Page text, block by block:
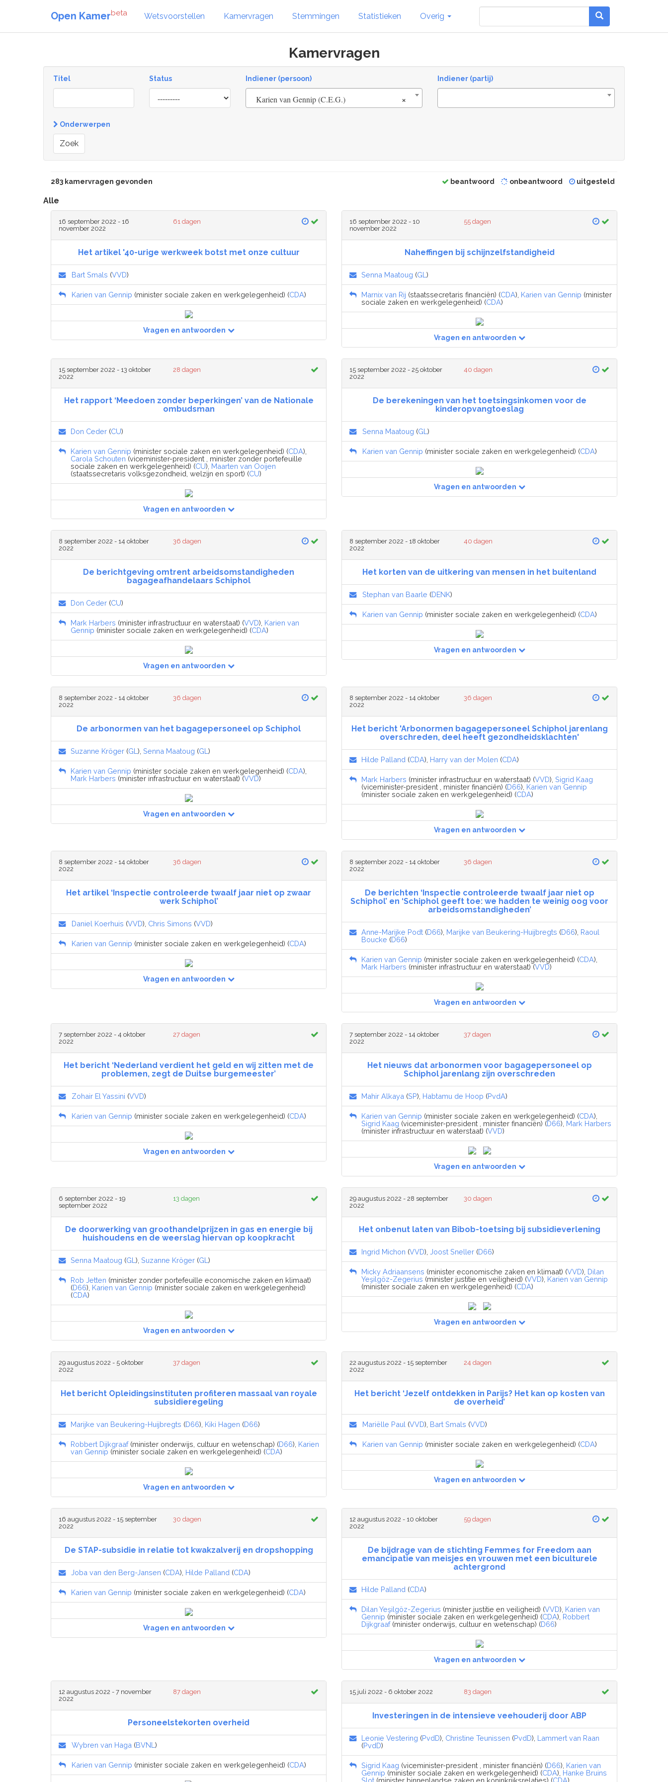
Open Kamerbeta Wetsvoorstellen Kamervragen Stemmingen Statistieken Overig
Kamervragen
Titel Status
[invalid
name]
Indiener (persoon)
×
Karien van Gennip (C.E.G.)
Indiener (partij)
Onderwerpen
Zoek
283 kamervragen gevonden beantwoord onbeantwoord uitgesteld
Alle
16 september 2022 - 16
november 2022
61 dagen
Het artikel '40-urige werkweek botst met onze cultuur
Bart Smals (VVD)
Karien van Gennip (minister sociale zaken en werkgelegenheid) (CDA)
Vragen en antwoorden
16 september 2022 - 10
november 2022
55 dagen
Naheffingen bij schijnzelfstandigheid
Senna Maatoug (GL )
Marnix van Rij (staatssecretaris financiën) (CDA), Karien van Gennip (minister
sociale zaken en werkgelegenheid) (CDA)
Vragen en antwoorden
15 september 2022 - 13 oktober
2022
28 dagen
Het rapport ‘Meedoen zonder beperkingen’ van de Nationale
ombudsman
Don Ceder (CU)
Karien van Gennip (minister sociale zaken en werkgelegenheid) (CDA),
Carola Schouten (viceminister-president , minister zonder portefeuille
sociale zaken en werkgelegenheid) (CU), Maarten van Ooijen
(staatssecretaris volksgezondheid, welzijn en sport) (CU)
Vragen en antwoorden
15 september 2022 - 25 oktober
2022
40 dagen
De berekeningen van het toetsingsinkomen voor de
kinderopvangtoeslag
Senna Maatoug (GL )
Karien van Gennip (minister sociale zaken en werkgelegenheid) (CDA)
Vragen en antwoorden
8 september 2022 - 14 oktober
2022
36 dagen
De berichtgeving omtrent arbeidsomstandigheden
bagageafhandelaars Schiphol
Don Ceder (CU)
Mark Harbers (minister infrastructuur en waterstaat) (VVD), Karien van
Gennip (minister sociale zaken en werkgelegenheid) (CDA)
Vragen en antwoorden
8 september 2022 - 18 oktober
2022
40 dagen
Het korten van de uitkering van mensen in het buitenland
Stephan van Baarle (DENK)
Karien van Gennip (minister sociale zaken en werkgelegenheid) (CDA)
Vragen en antwoorden
8 september 2022 - 14 oktober
2022
36 dagen
De arbonormen van het bagagepersoneel op Schiphol
Suzanne Kröger (GL ), Senna Maatoug (GL )
Karien van Gennip (minister sociale zaken en werkgelegenheid) (CDA),
Mark Harbers (minister infrastructuur en waterstaat) (VVD)
Vragen en antwoorden
8 september 2022 - 14 oktober
2022
36 dagen
Het bericht 'Arbonormen bagagepersoneel Schiphol jarenlang
overschreden, deel heeft gezondheidsklachten'
Hilde Palland (CDA), Harry van der Molen (CDA)
Mark Harbers (minister infrastructuur en waterstaat) (VVD), Sigrid Kaag
(viceminister-president , minister financiën) (D66), Karien van Gennip
(minister sociale zaken en werkgelegenheid) (CDA)
Vragen en antwoorden
8 september 2022 - 14 oktober
2022
36 dagen
Het artikel ‘Inspectie controleerde twaalf jaar niet op zwaar
werk Schiphol’
Daniel Koerhuis (VVD), Chris Simons (VVD)
Karien van Gennip (minister sociale zaken en werkgelegenheid) (CDA)
Vragen en antwoorden
8 september 2022 - 14 oktober
2022
36 dagen
De berichten ‘Inspectie controleerde twaalf jaar niet op
Schiphol’ en ‘Schiphol geeft toe: we hadden te weinig oog voor
arbeidsomstandigheden’
Anne-Marijke Podt (D66), Marijke van Beukering-Huijbregts (D66), Raoul
Boucke (D66)
Karien van Gennip (minister sociale zaken en werkgelegenheid) (CDA),
Mark Harbers (minister infrastructuur en waterstaat) (VVD)
Vragen en antwoorden
7 september 2022 - 4 oktober
2022
27 dagen
Het bericht ‘Nederland verdient het geld en wij zitten met de
problemen, zegt de Duitse burgemeester’
Zohair El Yassini (VVD)
Karien van Gennip (minister sociale zaken en werkgelegenheid) (CDA)
Vragen en antwoorden
7 september 2022 - 14 oktober
2022
37 dagen
Het nieuws dat arbonormen voor bagagepersoneel op
Schiphol jarenlang zijn overschreden
Mahir Alkaya (SP), Habtamu de Hoop (PvdA)
Karien van Gennip (minister sociale zaken en werkgelegenheid) (CDA),
Sigrid Kaag (viceminister-president , minister financiën) (D66), Mark Harbers
(minister infrastructuur en waterstaat) (VVD)
Vragen en antwoorden
6 september 2022 - 19
september 2022
13 dagen
De doorwerking van groothandelprijzen in gas en energie bij
huishoudens en de weerslag hiervan op koopkracht
Senna Maatoug (GL ), Suzanne Kröger (GL )
Rob Jetten (minister zonder portefeuille economische zaken en klimaat)
(D66), Karien van Gennip (minister sociale zaken en werkgelegenheid)
(CDA)
Vragen en antwoorden
29 augustus 2022 - 28 september
2022
30 dagen
Het onbenut laten van Bibob-toetsing bij subsidieverlening
Ingrid Michon (VVD), Joost Sneller (D66)
Micky Adriaansens (minister economische zaken en klimaat) (VVD), Dilan
Yeşilgöz-Zegerius (minister justitie en veiligheid) (VVD), Karien van Gennip
(minister sociale zaken en werkgelegenheid) (CDA)
Vragen en antwoorden
29 augustus 2022 - 5 oktober
2022
37 dagen
Het bericht Opleidingsinstituten profiteren massaal van royale
subsidieregeling
Marijke van Beukering-Huijbregts (D66), Kiki Hagen (D66)
Robbert Dijkgraaf(minister onderwijs, cultuur en wetenschap) (D66), Karien
van Gennip (minister sociale zaken en werkgelegenheid) (CDA)
Vragen en antwoorden
22 augustus 2022 - 15 september
2022
24 dagen
Het bericht ‘Jezelf ontdekken in Parijs? Het kan op kosten van
de overheid’
Mariëlle Paul (VVD), Bart Smals (VVD)
Karien van Gennip (minister sociale zaken en werkgelegenheid) (CDA)
Vragen en antwoorden
16 augustus 2022 - 15 september
2022
30 dagen
De STAP-subsidie in relatie tot kwakzalverij en dropshopping
Joba van den Berg-Jansen (CDA), Hilde Palland (CDA)
Karien van Gennip (minister sociale zaken en werkgelegenheid) (CDA)
Vragen en antwoorden
12 augustus 2022 - 10 oktober
2022
59 dagen
De bijdrage van de stichting Femmes for Freedom aan
emancipatie van meisjes en vrouwen met een biculturele
achtergrond
Hilde Palland (CDA)
Dilan Yeşilgöz-Zegerius (minister justitie en veiligheid) (VVD), Karien van
Gennip (minister sociale zaken en werkgelegenheid) (CDA), Robbert
Dijkgraaf(minister onderwijs, cultuur en wetenschap) (D66)
Vragen en antwoorden
12 augustus 2022 - 7 november
2022
87 dagen
Personeelstekorten overheid
Wybren van Haga (BVNL )
Karien van Gennip (minister sociale zaken en werkgelegenheid) (CDA)
15 juli 2022 - 6 oktober 2022 83 dagen
Investeringen in de intensieve veehouderij door ABP
Leonie Vestering (PvdD), Christine Teunissen (PvdD), Lammert van Raan
(PvdD)
Sigrid Kaag (viceminister-president , minister financiën) (D66), Karien van
Gennip (minister sociale zaken en werkgelegenheid) (CDA), Hanke Bruins